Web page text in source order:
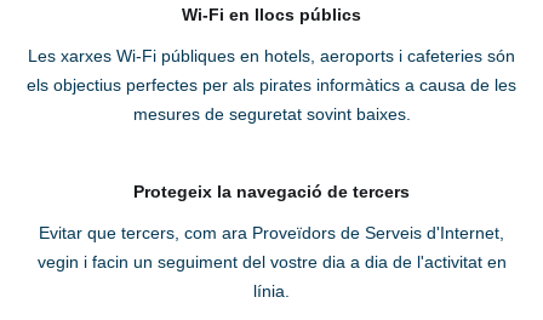
Wi-Fi en llocs públics
Les xarxes Wi-Fi públiques en hotels, aeroports i cafeteries són
els objectius perfectes per als pirates informàtics a causa de les
mesures de seguretat sovint baixes.
Protegeix la navegació de tercers
Evitar que tercers, com ara Proveïdors de Serveis d'Internet,
vegin i facin un seguiment del vostre dia a dia de l'activitat en
línia.